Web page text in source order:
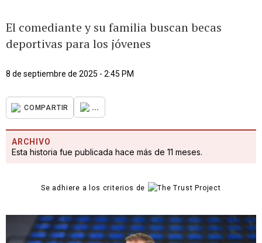
El comediante y su familia buscan becas
deportivas para los jóvenes
8 de septiembre de 2025 - 2:45 PM
COMPARTIR ...
ARCHIVO
Esta historia fue publicada hace más de 11 meses.
Se adhiere a los criterios de